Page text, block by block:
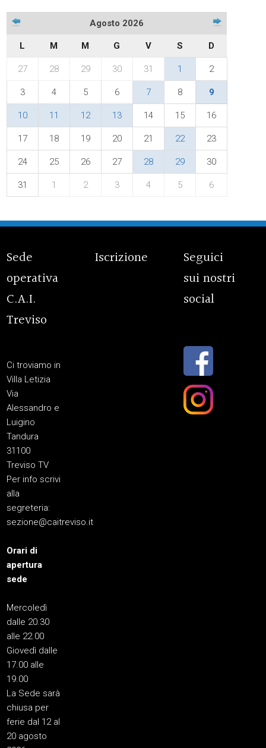
Agosto 2026
L M M G V S D
27 28 29 30 31 1 2
3 4 5 6 7 8 9
10 11 12 13 14 15 16
17 18 19 20 21 22 23
24 25 26 27 28 29 30
31 1 2 3 4 5 6
Sede
operativa
C.A.I.
Treviso
Ci troviamo in
Villa Letizia
Via
Alessandro e
Luigino
Tandura
31100
Treviso TV
Per info scrivi
alla
segreteria:
sezione@caitreviso.it
Orari di
apertura
sede
Mercoledì
dalle 20.30
alle 22.00
Giovedì dalle
17.00 alle
19.00
La Sede sarà
chiusa per
ferie dal 12 al
20 agosto
Iscrizione
Seguici
sui nostri
social